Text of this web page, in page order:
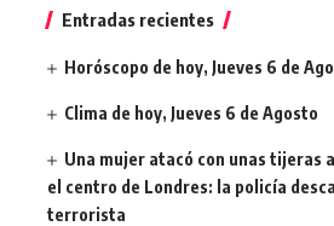
Entradas recientes
Horóscopo de hoy, Jueves 6 de
Clima de hoy, Jueves 6 de Agosto
Una mujer atacó con unas tijeras
el centro de Londres: la policía
terrorista